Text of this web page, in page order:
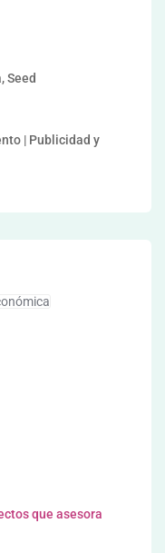
Seed
| Publicidad y
que asesora